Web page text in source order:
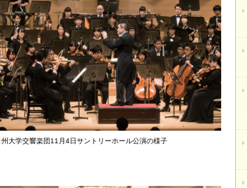
州大学交響楽団11月4日サントリーホール公演の様子